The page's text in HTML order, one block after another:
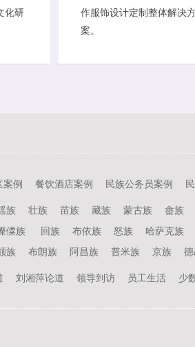
化研
作服饰设计定制整体解决
案。
案例 餐饮酒店案例 民族公务员案例
族 壮族 苗族 藏族 蒙古族
畲族
僳族 回族 布依族 怒族
哈萨克族
族 布朗族 阿昌族 普米族 京族
刘湘萍论道 领导到访 员工生活 少